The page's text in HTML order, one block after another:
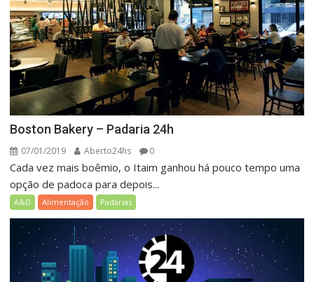
Boston Bakery – Padaria 24h
07/01/2019 Aberto24hs 0
Cada vez mais boêmio, o Itaim ganhou há pouco tempo uma
opção de padoca para depois...
A&D Alimentação Padarias